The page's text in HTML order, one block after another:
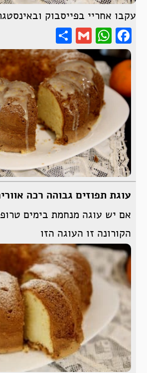
עקבו אחריי בפייסבוק
Facebook
WhatsApp
Gmail
עוגת תפוזים גבוהה רכה
אם יש עוגה מנחמת בימים
הקורונה זו העוגה הזו